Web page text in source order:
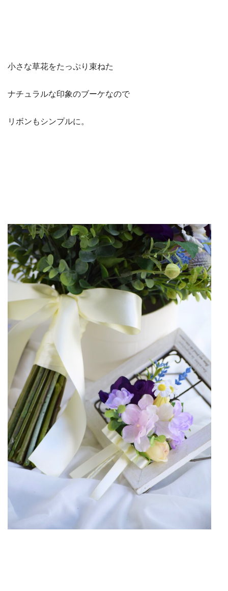
小さな草花をたっぷり束ねた
ナチュラルな印象のブーケなので
リボンもシンプルに。